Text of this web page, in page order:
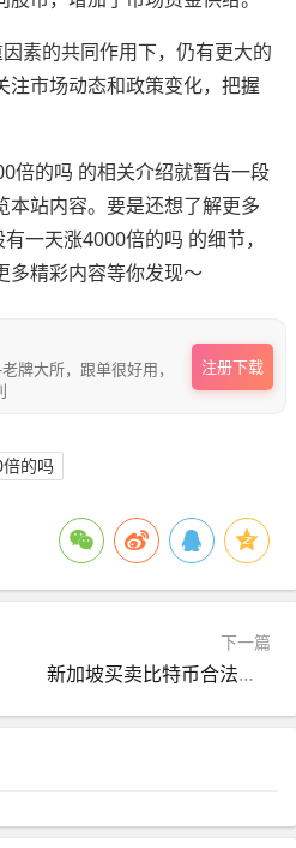
素的共同作用下，仍有更大的
注市场动态和政策变化，把握
倍的吗 的相关介绍就暂告一段
本站内容。要是还想了解更多
一天涨4000倍的吗 的细节，
多精彩内容等你发现～
牌大所，跟单很好用，
注册下载
的吗
下一篇
新加坡买卖比特币合法吗_新加坡btc交易